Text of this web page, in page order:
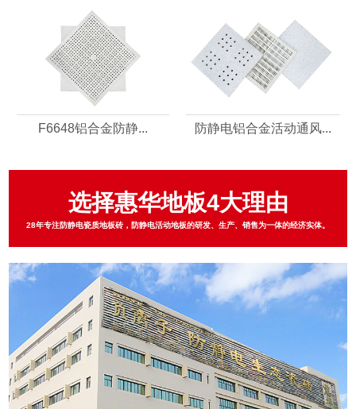
F6648铝合金防静... 防静电铝合金活动通风...
选择惠华地板4大理由
28年专注防静电瓷质地板砖，防静电活动地板的研发、生产、销售为一体的经济实体。